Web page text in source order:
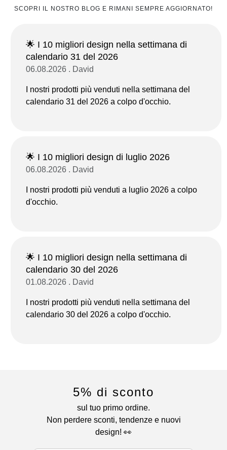
SCOPRI IL NOSTRO BLOG E RIMANI SEMPRE AGGIORNATO!
🌟 I 10 migliori design nella settimana di
calendario 31 del 2026
06.08.2026 . David
I nostri prodotti più venduti nella settimana del
calendario 31 del 2026 a colpo d'occhio.
🌟 I 10 migliori design di luglio 2026
06.08.2026 . David
I nostri prodotti più venduti a luglio 2026 a colpo
d'occhio.
🌟 I 10 migliori design nella settimana di
calendario 30 del 2026
01.08.2026 . David
I nostri prodotti più venduti nella settimana del
calendario 30 del 2026 a colpo d'occhio.
5% di sconto
sul tuo primo ordine.
Non perdere sconti, tendenze e nuovi
design! 👀